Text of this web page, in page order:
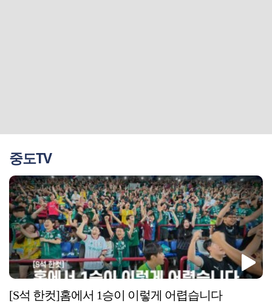
중도TV
[S석 한컷]홈에서 1승이 이렇게 어렵습니다